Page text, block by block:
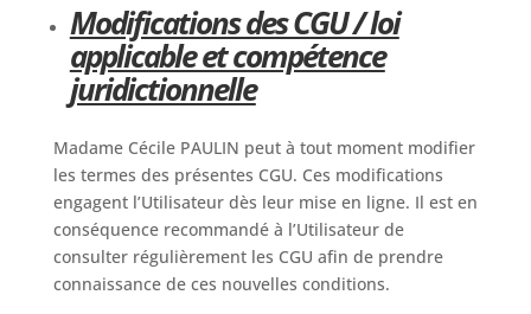
Modifications des CGU / loi
applicable et compétence
juridictionnelle
Madame Cécile PAULIN peut à tout moment modifier
les termes des présentes CGU. Ces modifications
engagent l’Utilisateur dès leur mise en ligne. Il est en
conséquence recommandé à l’Utilisateur de
consulter régulièrement les CGU afin de prendre
connaissance de ces nouvelles conditions.